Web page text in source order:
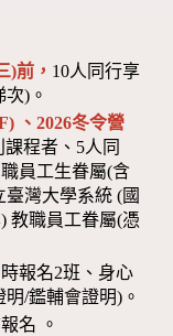
)前， 10人同行享
)。
、2026冬令營
課程者、5人同
員工生眷屬(含
灣大學系統 (國
教職員工眷屬(憑
報名2班、身心
/鑑輔會證明)。
名 。